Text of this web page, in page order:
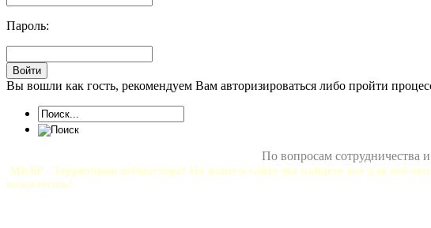
Пароль:
Вы вошли как гость, рекомендуем Вам авторизироваться либо пройти
По вопросам сотрудничества
MixliP - Территория вебмастера! На нашем сайте вы найдете все для веб-
пожалеешь!